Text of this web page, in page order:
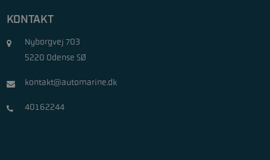
KONTAKT
Nyborgvej 703
5220 Odense SØ
kontakt@automarine.dk
40162244